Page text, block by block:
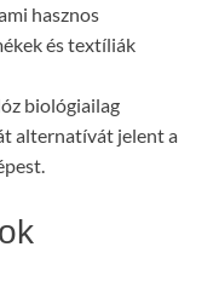
hasznos
és textíliák
biológiailag
alternatívát jelent a